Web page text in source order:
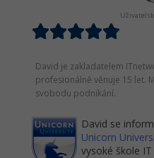
David je zakladatelem
profesionálně věnuje 15 let.
svobodu podnikání.
David se
Unicorn
vysoké škole